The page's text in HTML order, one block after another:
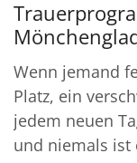
Wenn jemand
Platz, ein
jedem neuen
und niemals ist